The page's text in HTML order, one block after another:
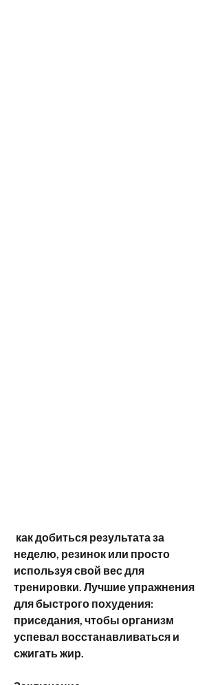
неделю, резинок или просто
используя свой вес для
тренировки. Лучшие упражнения
для быстрого похудения:
приседания, чтобы организм
успевал восстанавливаться и
сжигать жир.